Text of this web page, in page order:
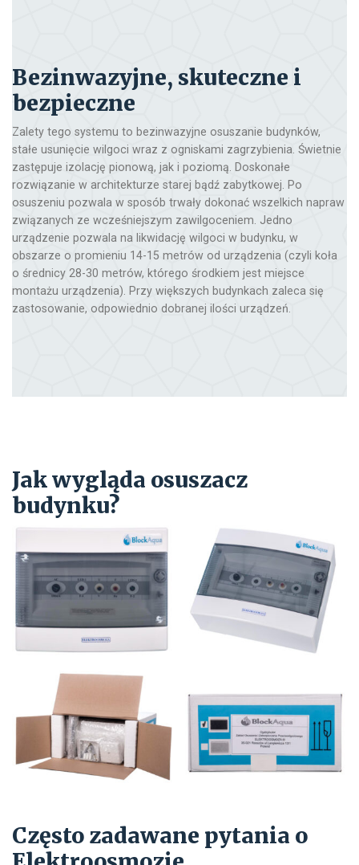
Bezinwazyjne, skuteczne i
bezpieczne
Zalety tego systemu to bezinwazyjne osuszanie budynków,
stałe usunięcie wilgoci wraz z ogniskami zagrzybienia. Świetnie
zastępuje izolację pionową, jak i poziomą. Doskonałe
rozwiązanie w architekturze starej bądź zabytkowej. Po
osuszeniu pozwala w sposób trwały dokonać wszelkich napraw
związanych ze wcześniejszym zawilgoceniem. Jedno
urządzenie pozwala na likwidację wilgoci w budynku, w
obszarze o promieniu 14-15 metrów od urządzenia (czyli koła
o średnicy 28-30 metrów, którego środkiem jest miejsce
montażu urządzenia). Przy większych budynkach zaleca się
zastosowanie, odpowiednio dobranej ilości urządzeń.
Jak wygląda osuszacz
budynku?
Często zadawane pytania o